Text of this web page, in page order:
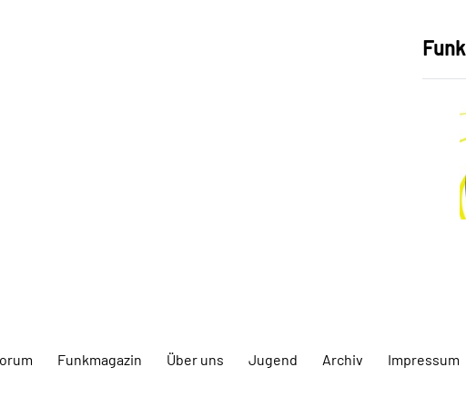
Funkmagazin Über uns Jugend Archiv Impressum